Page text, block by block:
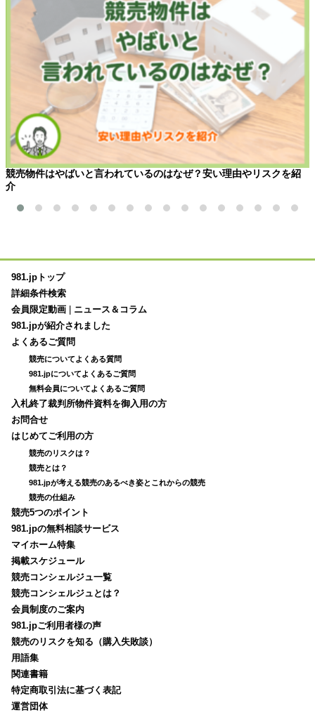
競売物件はやばいと言われているのはなぜ？安い理由やリスクを紹
介
981.jpトップ
詳細条件検索
会員限定動画
ニュース＆コラム
981.jpが紹介されました
よくあるご質問
競売についてよくある質問
981.jpについてよくあるご質問
無料会員についてよくあるご質問
入札終了裁判所物件資料を御入用の方
お問合せ
はじめてご利用の方
競売のリスクは？
競売とは？
981.jpが考える競売のあるべき姿とこれからの競売
競売の仕組み
競売5つのポイント
981.jpの無料相談サービス
マイホーム特集
掲載スケジュール
競売コンシェルジュ一覧
競売コンシェルジュとは？
会員制度のご案内
981.jpご利用者様の声
競売のリスクを知る（購入失敗談）
用語集
関連書籍
特定商取引法に基づく表記
運営団体